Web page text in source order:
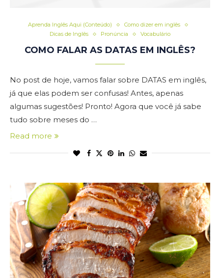
Aprenda Inglês Aqui (Conteúdo)
Como dizer em inglês
Dicas de Inglês
Pronúncia Vocabulário
COMO FALAR AS DATAS EM INGLÊS?
No post de hoje, vamos falar sobre DATAS em inglês,
já que elas podem ser confusas! Antes, apenas
algumas sugestões! Pronto! Agora que você já sabe
tudo sobre meses do …
Read more